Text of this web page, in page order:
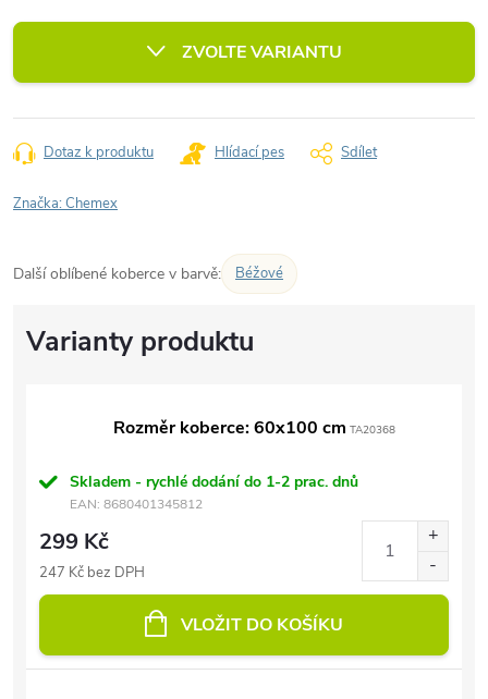
cena:
ZVOLTE VARIANTU
Dotaz k produktu Hlídací pes Sdílet
Značka:Chemex
Další oblíbené koberce v barvě: Béžové
Rozměr koberce: 60x100 cm TA20368
Skladem - rychlé dodání do 1-2 prac. dnů
EAN: 8680401345812
299 Kč
247 Kč bez DPH
VLOŽIT DO KOŠÍKU